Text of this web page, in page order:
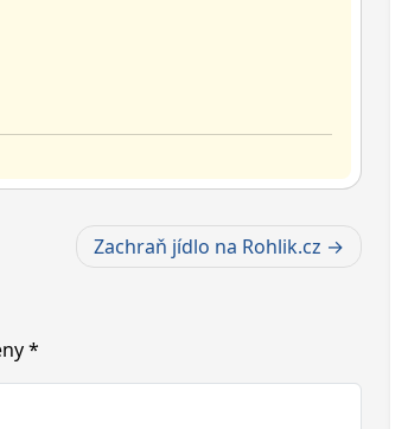
Zachraň jídlo na Rohlik.cz
*